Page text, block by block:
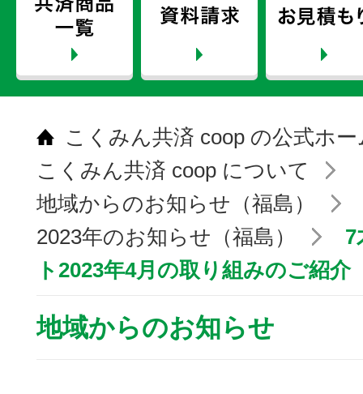
こくみん共済 coop の公式ホ
こくみん共済 coop について
地域からのお知らせ（福島）
2023年のお知らせ（福島）
7
ト2023年4月の取り組みのご紹介
地域からのお知らせ